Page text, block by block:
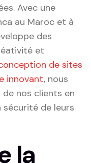
Avec une
au Maroc et à
des
et
de sites
innovant, nous
nos clients ​en
de leurs⁤
la